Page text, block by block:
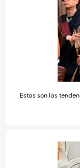
Estas son las